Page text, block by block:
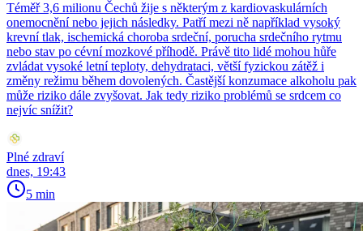
Téměř 3,6 milionu Čechů žije s některým z kardiovaskulárních
onemocnění nebo jejich následky. Patří mezi ně například vysoký
krevní tlak, ischemická choroba srdeční, porucha srdečního rytmu
nebo stav po cévní mozkové příhodě. Právě tito lidé mohou hůře
zvládat vysoké letní teploty, dehydrataci, větší fyzickou zátěž i
změny režimu během dovolených. Častější konzumace alkoholu pak
může riziko dále zvyšovat. Jak tedy riziko problémů se srdcem co
nejvíc snížit?
Plné zdraví
dnes, 19:43
5 min